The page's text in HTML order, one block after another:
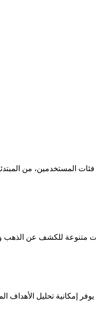
متنوعة للكشف عن الذهب
إمكانية تحليل